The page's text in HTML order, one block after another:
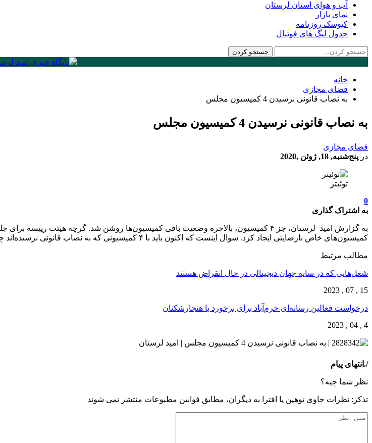
آب و هوای استان لرستان
نمای بازار
کیوسک روزنامه
جدول لیگ های فوتبال
خانه
فضای مجازی
به نصاب قانونی نرسیدن 4 کمیسیون مجلس
به نصاب قانونی نرسیدن 4 کمیسیون مجلس
فضای مجازی
در پنج‌شنبه, 18, ژوئن ,2020
توئیتر
0
به اشتراک گذاری
به گزارش امید لرستان، جز ۴ کمیسیون، بالاخره وضعیت باقی کمیسیون‌ها روشن شد. گرچه هیئت
کمیسیون‌های خاص نارضایتی ایجاد کرد. سوال اینست که اکنون باید با ۴ کمیسیونی که به نصاب قانونی نرسیده‌اند چه کرد؟
مطالب مرتبط
شغل‌‌هایی که در سایه جهان دیجیتالی در حال انقراض هستند
15 , 07 , 2023
درخواست فعالین رسانه‌ای خرم‌آباد برای برخورد با هنجارشکنان
4 , 04 , 2023
/.انتهای پیام
نظر شما چیه؟
تذكر: نظرات حاوی توهين يا افترا به ديگران، مطابق قوانين مطبوعات منتشر نمی شوند